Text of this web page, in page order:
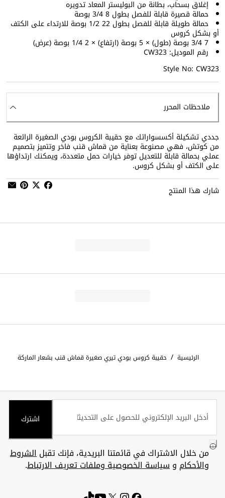
إغلاق بسحاب، بطانة من البوليستر المعاد تدويره
حمالة قصيرة قابلة للفصل بطول 8 3/4 بوصة
حمالة طويلة قابلة للفصل بطول 22 1/2 بوصة للارتداء على الكتف
أو بشكل كروس
7 3/4 بوصة (طول) × 5 بوصة (ارتفاع) × 2 1/4 بوصة (عرض)
رقم الموديل: CW323
Style No: CW323
ملاحظات المحرر
جددي تشكيلة أكسسواراتك مع حقيبة الكروس بودي الصغيرة الرائعة
من كوتش، فهي مصنوعة بعناية من قماش قنب فاخر وتتميز بتصميم
عملي بحمالة قابلة للتعديل توفر خيارات حمل متعددة، ويمكنك ارتداؤها
على الكتف أو بشكل كروس.
شارك هذا المنتج
الرئيسية / حقيبة كروس بودي تيري صغيرة قماش قنب بشعار الماركة
اشترك
من خلال الاشتراك في قائمتنا البريدية، فإنك تقبلالشروط
والأحكام وسياسة الخصوصية وملفات تعريف الارتباط.